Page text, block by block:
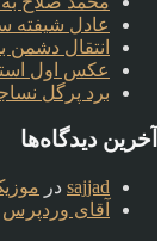
عادل شیفته
انتقال
عکس اول
برد پرگل
آخرین دیدگاه‌ها
sajjad در
آقای وردپرس